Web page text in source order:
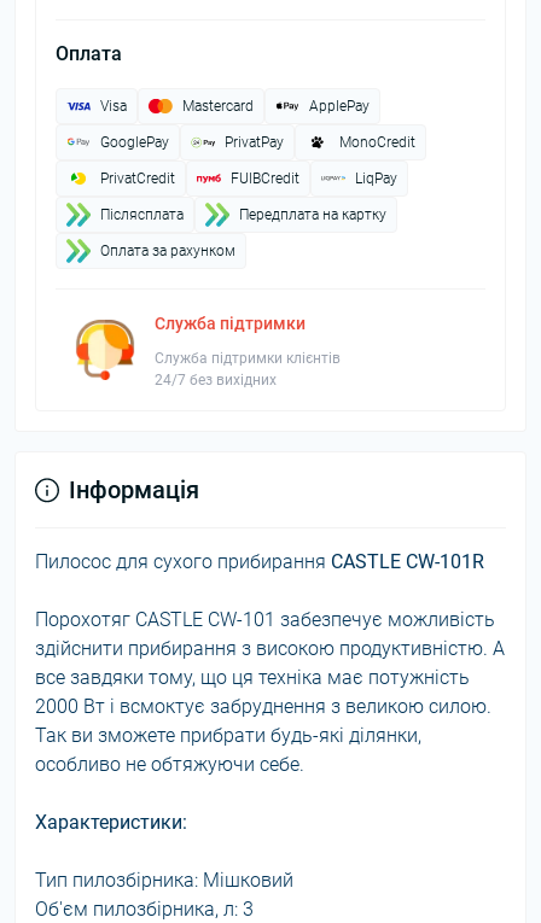
Оплата
Visa Mastercard ApplePay
GooglePay PrivatPay MonoCredit
PrivatCredit FUIBCredit LiqPay
Пiслясплата Передплата на картку
Оплата за рахунком
Служба підтримки
Служба підтримки клієнтів
24/7 без вихідних
Інформація
Пилосос для сухого прибирання CASTLE CW-101R
Порохотяг CASTLE CW-101 забезпечує можливість
здійснити прибирання з високою продуктивністю. А
все завдяки тому, що ця техніка має потужність
2000 Вт і всмоктує забруднення з великою силою.
Так ви зможете прибрати будь-які ділянки,
особливо не обтяжуючи себе.
Характеристики:
Тип пилозбірника: Мішковий
Об'єм пилозбірника, л: 3